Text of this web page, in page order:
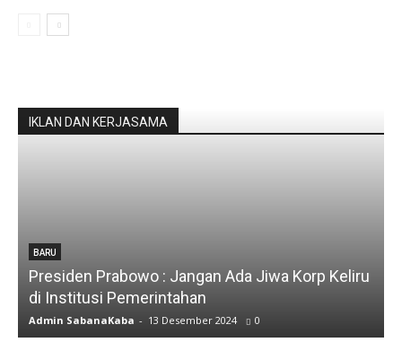
IKLAN DAN KERJASAMA
BARU
Presiden Prabowo : Jangan Ada Jiwa Korp Keliru
di Institusi Pemerintahan
Admin SabanaKaba - 13 Desember 2024 0